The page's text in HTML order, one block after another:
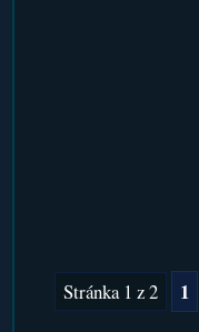
Stránka 1 z 2 1